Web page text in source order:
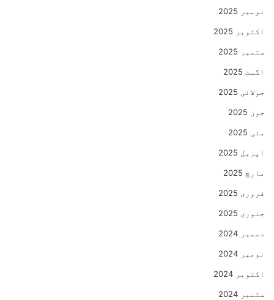
نومبر 2025
اکتوبر 2025
ستمبر 2025
اگست 2025
جولائی 2025
جون 2025
مئی 2025
اپریل 2025
مارچ 2025
فروری 2025
جنوری 2025
دسمبر 2024
نومبر 2024
اکتوبر 2024
ستمبر 2024